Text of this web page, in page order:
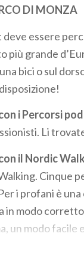
DI MONZA
deve essere
più grande
bici o sul
i Percorsi
Li
il Nordic
Cinque
i profani è
in modo
un modo facile